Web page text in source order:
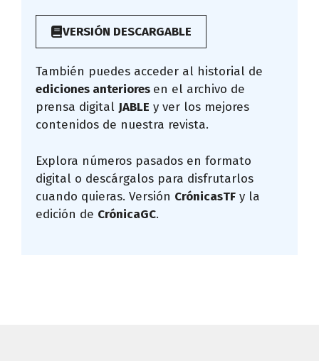
VERSIÓN DESCARGABLE
También puedes acceder al historial de
ediciones anteriores en el archivo de
prensa digital JABLE y ver los mejores
contenidos de nuestra revista.
Explora números pasados en formato
digital o descárgalos para disfrutarlos
cuando quieras. Versión CrónicasTF y la
edición de CrónicaGC.